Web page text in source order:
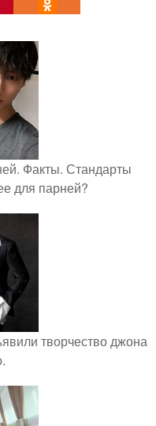
Факты. Стандарты
для парней?
творчество джона